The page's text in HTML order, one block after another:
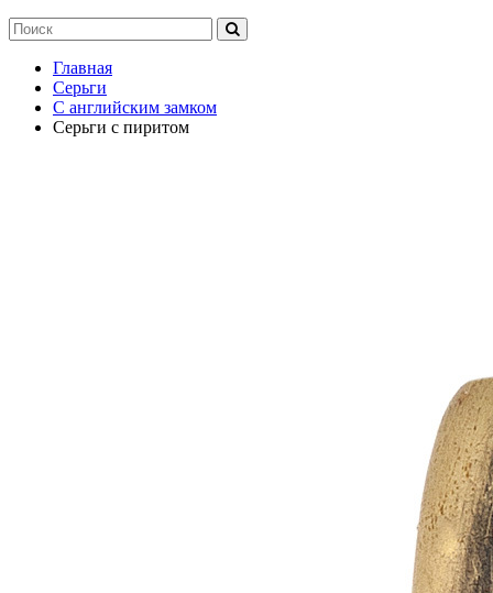
Главная
Серьги
С английским замком
Серьги с пиритом